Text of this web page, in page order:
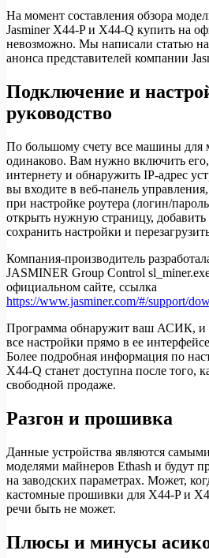
На момент составления обзора
Jasminer X44-P и X44-Q купить на
невозможно. Мы написали статью на
анонса представителей компании
Подключение и
руководство
По большому счету все машины для
одинаково. Вам нужно включить
интернету и обнаружить IP-адрес
вы входите в веб-панель
при настройке роутера (логин/пароль
открыть нужную страницу, добавить
сохранить настройки и
Компания-производитель
JASMINER Group Control
официальном сайте, ссылка
https://www.jasminer.com/#/support/
Программа обнаружит ваш АСИК, и
все настройки прямо в ее
Более подробная информация по
X44-Q станет доступна после того,
свободной продаже.
Разгон и прошивка
Данные устройства являются
моделями майнеров Ethash и будут
на заводских параметрах. Может,
кастомные прошивки для X44-P и
речи быть не может.
Плюсы и минусы